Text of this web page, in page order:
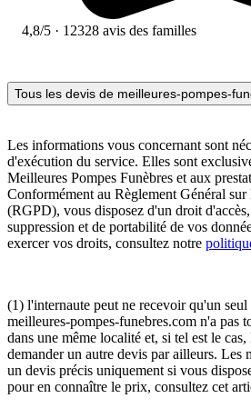
4,8/5 · 12328 avis des familles
Tous les devis de meilleures-pompes-
Les informations vous concernant sont
d'exécution du service. Elles sont
Meilleures Pompes Funèbres et aux
Conformément au Règlement Général
(RGPD), vous disposez d'un droit
suppression et de portabilité de vos
exercer vos droits, consultez notre
(1) l'internaute peut ne recevoir qu'un
meilleures-pompes-funebres.com n'a pas
dans une même localité et, si tel est le
demander un autre devis par ailleurs. Les
un devis précis uniquement si vous
pour en connaître le prix, consultez cet